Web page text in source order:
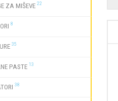
ZA MIŠEVE 22
8
35
PASTE 13
38